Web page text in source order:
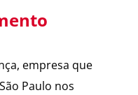
ou seja, o controle
Esse […]
empresa que
Paulo nos